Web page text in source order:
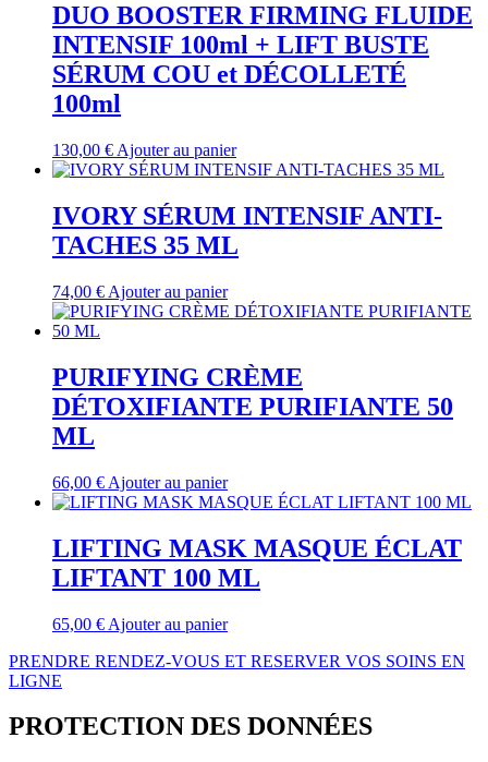
DUO BOOSTER FIRMING FLUIDE
INTENSIF 100ml + LIFT BUSTE
SÉRUM COU et DÉCOLLETÉ
100ml
130,00 € Ajouter au panier
IVORY SÉRUM INTENSIF ANTI-
TACHES 35 ML
74,00 € Ajouter au panier
PURIFYING CRÈME
DÉTOXIFIANTE PURIFIANTE 50
ML
66,00 € Ajouter au panier
LIFTING MASK MASQUE ÉCLAT
LIFTANT 100 ML
65,00 € Ajouter au panier
PRENDRE RENDEZ-VOUS ET RESERVER VOS SOINS EN
LIGNE
PROTECTION DES DONNÉES